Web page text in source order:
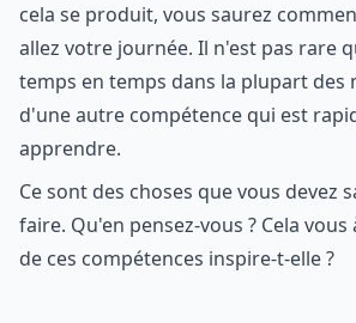
cela se produit, vous saurez
allez votre journée. Il n'est pas rare
temps en temps dans la plupart des
d'une autre compétence qui est
apprendre.
Ce sont des choses que vous devez
faire. Qu'en pensez-vous ? Cela
de ces compétences inspire-t-elle ?